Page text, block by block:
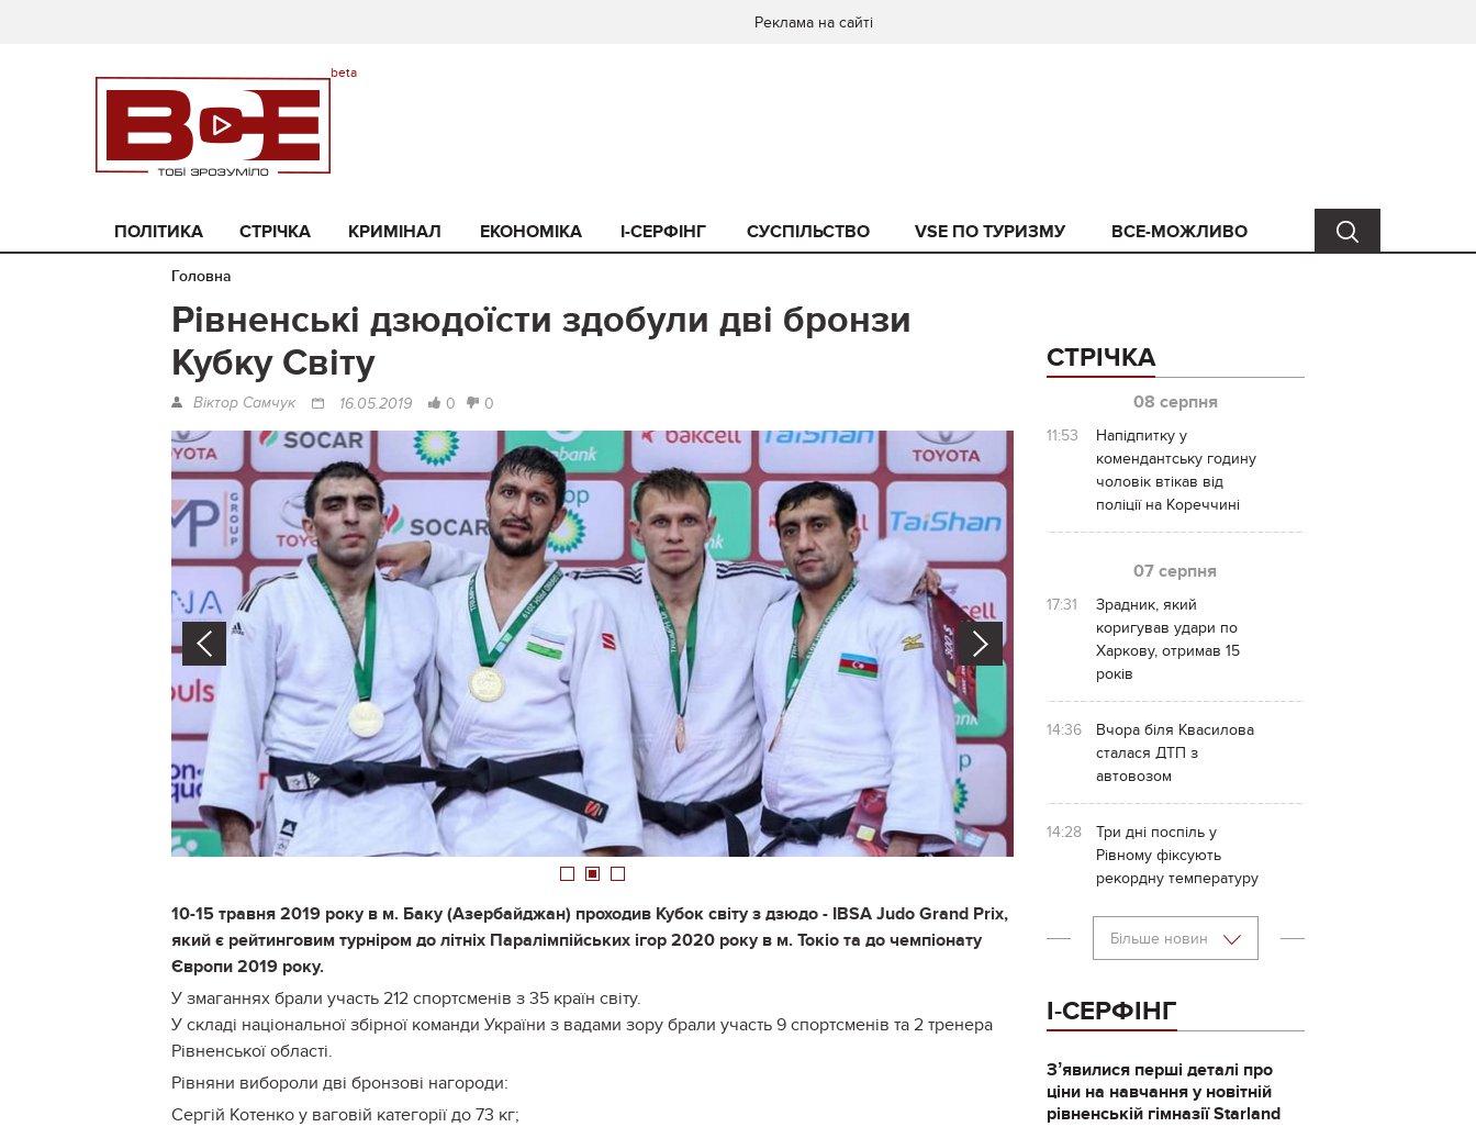
Реклама на сайті
ПОЛІТИКА СТРІЧКА КРИМІНАЛ ЕКОНОМІКА I-СЕРФІНГ СУСПІЛЬСТВО VSE ПО ТУРИЗМУ ВСЕ-МОЖЛИВО
Головна
Рівненські дзюдоїсти здобули дві бронзи
Кубку Світу
Віктор Самчук 16.05.2019 0 0
Prev
1 2 3
10-15 травня 2019 року в м. Баку (Азербайджан) проходив Кубок світу з дзюдо - IBSA Judo Grand Prix,
який є рейтинговим турніром до літніх Паралімпійських ігор 2020 року в м. Токіо та до чемпіонату
Європи 2019 року.
У змаганнях брали участь 212 спортсменів з 35 країн світу.
У складі національної збірної команди України з вадами зору брали участь 9 спортсменів та 2 тренера
Рівненської області.
Рівняни вибороли дві бронзові нагороди:
Сергій Котенко у ваговій категорії до 73 кг;
СТРІЧКА
08 серпня
11:53
Напідпитку у
комендантську годину
чоловік втікав від
поліції на Кореччині
07 серпня
17:31
Зрадник, який
коригував удари по
Харкову, отримав 15
років
14:36
Вчора біля Квасилова
сталася ДТП з
автовозом
14:28
Три дні поспіль у
Рівному фіксують
рекордну температуру
Більше новин
І-СЕРФІНГ
Зʼявилися перші деталі про
ціни на навчання у новітній
рівненській гімназії Starland